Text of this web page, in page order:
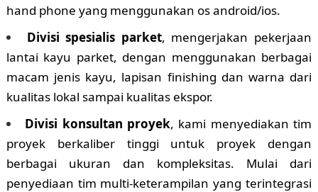
hand phone yang menggunakan os android/ios.
Divisi spesialis parket, mengerjakan pekerjaan
lantai kayu parket, dengan menggunakan berbagai
macam jenis kayu, lapisan finishing dan warna dari
kualitas lokal sampai kualitas ekspor.
Divisi konsultan proyek, kami menyediakan tim
proyek berkaliber tinggi untuk proyek dengan
berbagai ukuran dan kompleksitas. Mulai dari
penyediaan tim multi-keterampilan yang terintegrasi